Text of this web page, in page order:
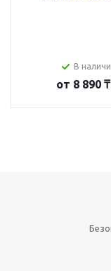
В
от 8 890 ₸